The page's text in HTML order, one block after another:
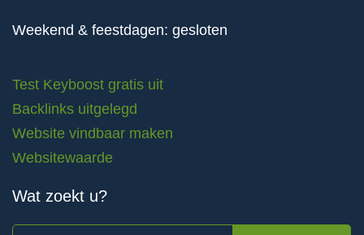
Weekend & feestdagen: gesloten
Test Keyboost gratis uit
Backlinks uitgelegd
Website vindbaar maken
Websitewaarde
Wat zoekt u?